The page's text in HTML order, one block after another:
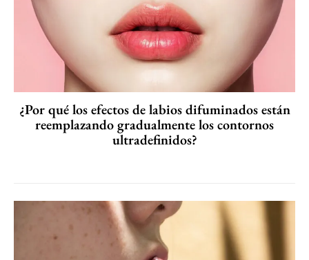
¿Por qué los efectos de labios difuminados están
reemplazando gradualmente los contornos
ultradefinidos?